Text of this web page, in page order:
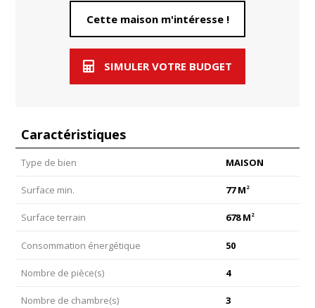
Cette maison m'intéresse !
SIMULER VOTRE BUDGET
Caractéristiques
Type de bien MAISON
Surface min. 77 M 2
Surface terrain 678 M 2
Consommation énergétique 50
Nombre de pièce(s) 4
Nombre de chambre(s) 3